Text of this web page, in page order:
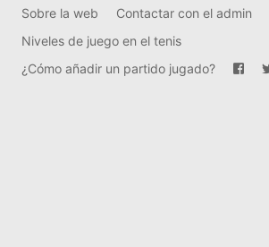
Sobre la web
Contactar con el admin
Niveles de juego en el tenis
¿Cómo añadir un partido jugado?